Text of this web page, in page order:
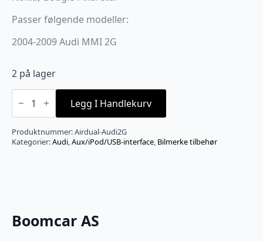
Passer følgende modeller:
2004-2009 Audi MMI 2G
2 på lager
Invery
Airdual-
-
Audi
AMI
Legg I Handlekurv
Produktnummer:Airdual-Audi2G
Kategorier:Audi,Aux/iPod/USB-interface, Bilmerke tilbehør
Boomcar AS